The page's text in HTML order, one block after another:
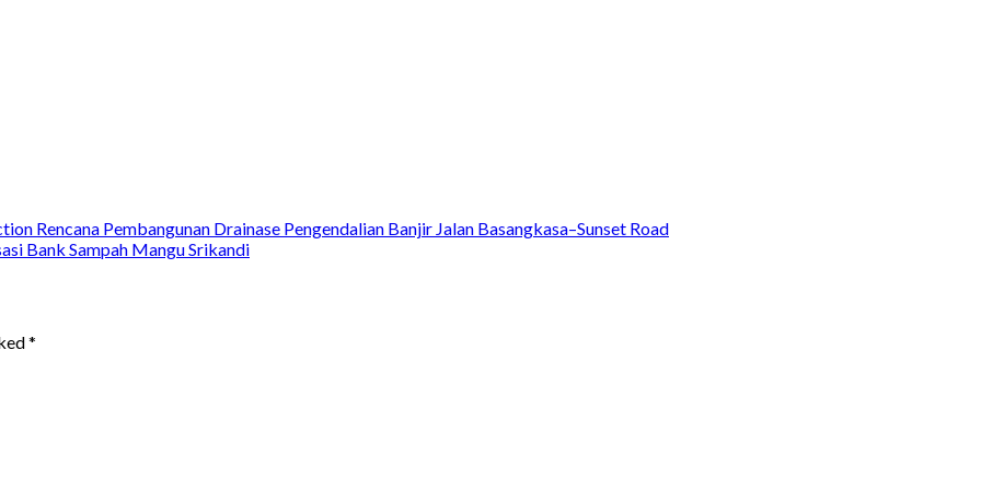
Rencana Pembangunan Drainase Pengendalian Banjir Jalan Basangkasa–Sunset Road
Bank Sampah Mangu Srikandi
*